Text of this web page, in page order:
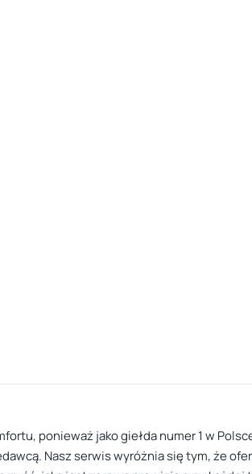
ponieważ jako giełda numer 1 w
Nasz serwis wyróżnia się tym, że